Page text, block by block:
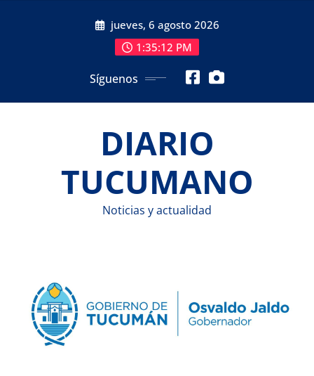
jueves, 6 agosto 2026
1:35:13 PM
Síguenos
DIARIO
TUCUMANO
Noticias y actualidad